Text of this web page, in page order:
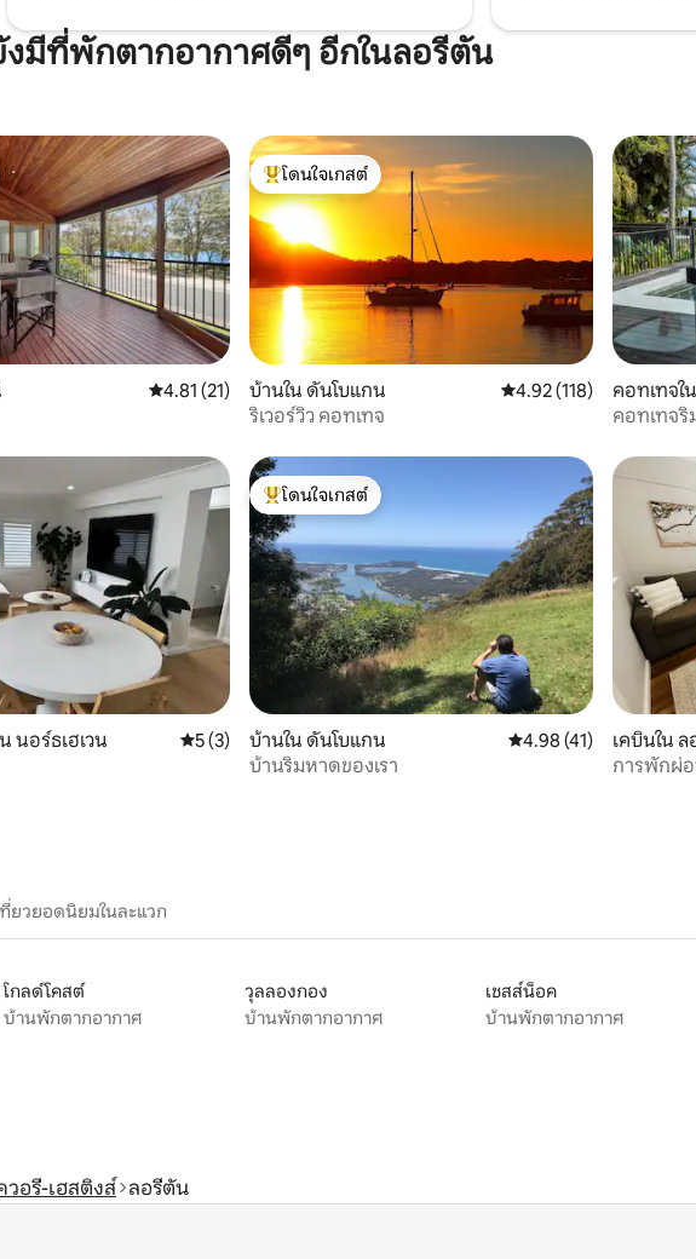
งมีที่พักตากอากาศดีๆ อีกในลอรีตัน
วิว
คะแนนเฉลี่ย 4.81 จาก 5, 21 รีวิว
4.81 (21)
โดนใจเกสต์ที่สุด
โดนใจเกสต์
บ้านใน ดันโบแกน คะแนนเฉลี่ย 4.92 จาก 5,
4.92 (118)
ริเวอร์วิว คอทเทจ
คอทเทจใ
คอทเทจ
วิว
นอร์ธเฮเวน คะแนนเฉลี่ย 5 จาก 5, 3 รีวิว
5 (3)
โดนใจเกสต์ที่สุด
โดนใจเกสต์
บ้านใน ดันโบแกน คะแนนเฉลี่ย 4.98 จาก 5,
4.98 (41)
บ้านริมหาดของเรา
เคบินใน
การพักผ่อ
ยวยอดนิยมในละแวก
โกลด์โคสต์
บ้านพักตากอากาศ
วุลลองกอง
บ้านพักตากอากาศ
เชสส์น็อค
บ้านพักตากอากาศ
อรี-เฮสติงส์ ลอรีตัน